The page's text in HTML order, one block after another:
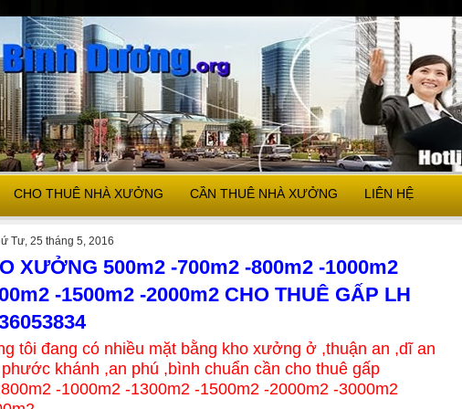
CHO THUÊ NHÀ XƯỞNG CẦN THUÊ NHÀ XƯỞNG LIÊN HỆ
Tư, 25 tháng 5, 2016
XƯỞNG 500m2 -700m2 -800m2 -1000m2
-1500m2 -2000m2 CHO THUÊ GẤP LH
tôi đang có nhiều mặt bằng kho xưởng ở ,thuận an ,dĩ an
khánh ,an phú ,bình chuẩn cần cho thuê gấp
-1000m2 -1300m2 -1500m2 -2000m2 -3000m2